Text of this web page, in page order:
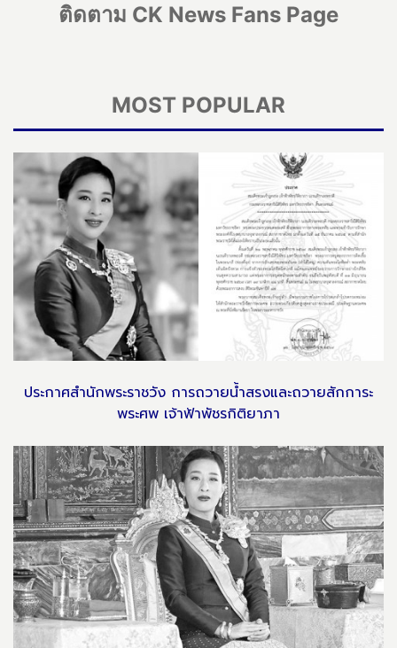
ติดตาม CK News Fans Page
MOST POPULAR
ประกาศสำนักพระราชวัง การถวายน้ำสรงและถวายสักการะ
พระศพ เจ้าฟ้าพัชรกิติยาภา